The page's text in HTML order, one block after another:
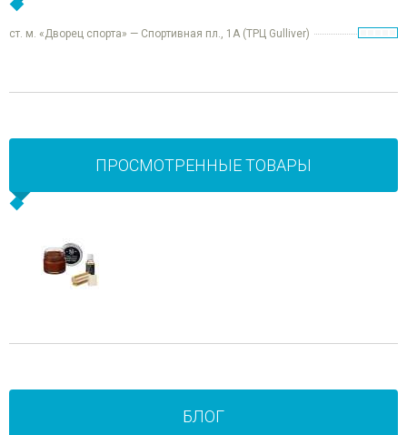
ст. м. «Дворец спорта» — Спортивная пл., 1А (ТРЦ Gulliver)
ПРОСМОТРЕННЫЕ ТОВАРЫ
БЛОГ